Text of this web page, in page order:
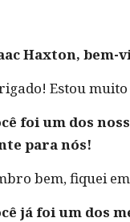
Haxton, bem-
Estou
foi um dos
para nós!
bem, fiquei
já foi um dos